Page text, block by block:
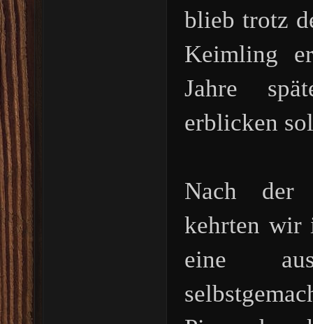
blieb trotz
Keimling
Jahre
erblicken
Nach der
kehrten wir
eine